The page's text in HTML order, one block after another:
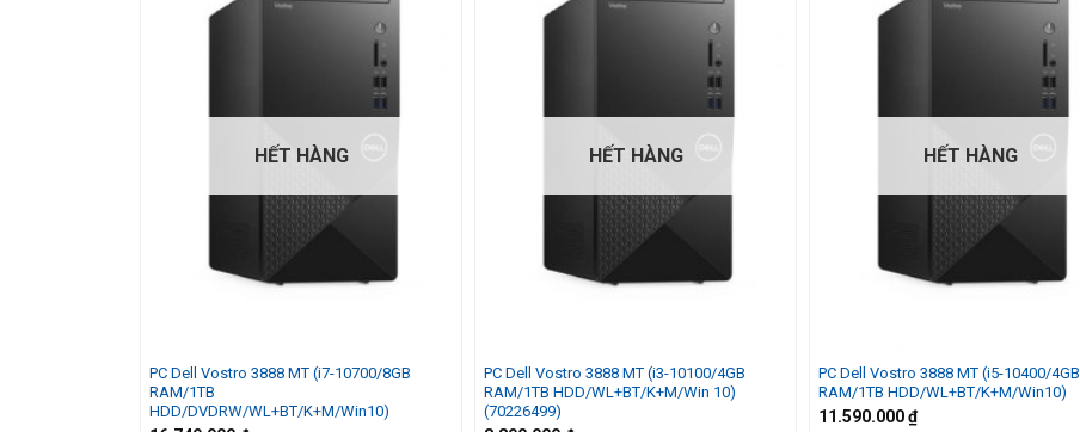
HẾT HÀNG
PC Dell Vostro 3888 MT (i7-10700/8GB
RAM/1TB
HDD/DVDRW/WL+BT/K+M/Win10)
HẾT HÀNG
PC Dell Vostro 3888 MT (i3-10100/4GB
RAM/1TB HDD/WL+BT/K+M/Win 10)
(70226499)
HẾT HÀNG
PC Dell Vostro 3888 MT (i5-10400/4GB
RAM/1TB HDD/WL+BT/K+M/Win10)
11.590.000₫